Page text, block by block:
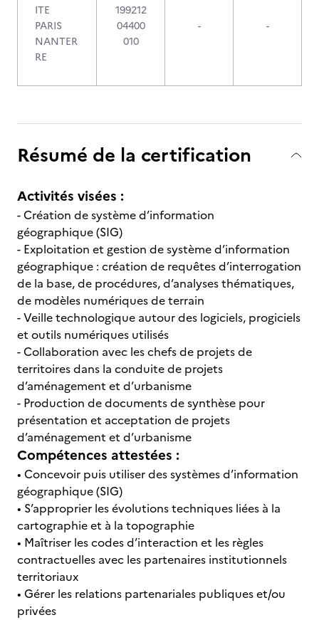
ITE
PARIS
NANTER
RE
199212
04400
010
- -
Résumé de la certification
Activités visées :
- Création de système d’information
géographique (SIG)
- Exploitation et gestion de système d’information
géographique : création de requêtes d’interrogation
de la base, de procédures, d’analyses thématiques,
de modèles numériques de terrain
- Veille technologique autour des logiciels, progiciels
et outils numériques utilisés
- Collaboration avec les chefs de projets de
territoires dans la conduite de projets
d’aménagement et d’urbanisme
- Production de documents de synthèse pour
présentation et acceptation de projets
d’aménagement et d’urbanisme
Compétences attestées :
• Concevoir puis utiliser des systèmes d’information
géographique (SIG)
• S’approprier les évolutions techniques liées à la
cartographie et à la topographie
• Maîtriser les codes d’interaction et les règles
contractuelles avec les partenaires institutionnels
territoriaux
• Gérer les relations partenariales publiques et/ou
privées